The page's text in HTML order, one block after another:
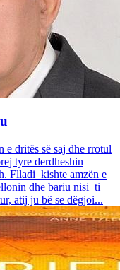
dritës së saj dhe rrotul
tyre derdheshin
Flladi kishte amzën e
dhe bariu nisi ti
atij ju bë se dëgjoi...